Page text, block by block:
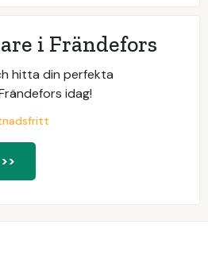
i Frändefors
hitta din perfekta
idag!